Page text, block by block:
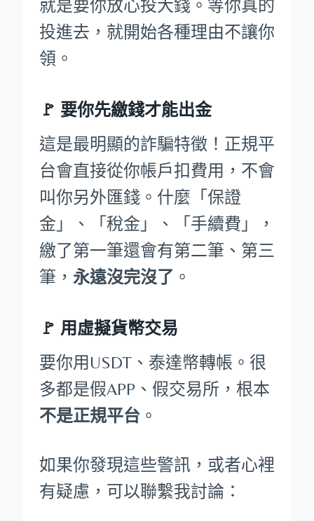
就是要你放心投大錢。等你真的
投進去，就開始各種理由不讓你
領。
🚩 要你先繳錢才能出金
這是最明顯的詐騙特徵！正規平
台會直接從你帳戶扣費用，不會
叫你另外匯錢。什麼「保證
金」、「稅金」、「手續費」，
繳了第一筆還會有第二筆、第三
筆， 永遠沒完沒了 。
🚩 用虛擬貨幣交易
要你用USDT、泰達幣轉帳。很
多都是假APP、假交易所，根本
不是正規平台 。
如果你發現這些警訊，或者心裡
有疑慮，可以聯繫我討論：